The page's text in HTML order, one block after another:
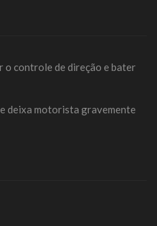
controle de direção e bater
deixa motorista gravemente